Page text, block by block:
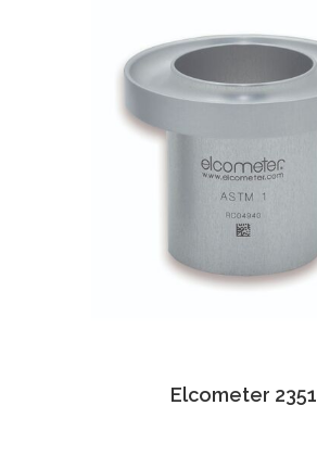
Elcometer 2351